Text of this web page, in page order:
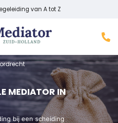
van A tot Z
MEDIATOR IN
bij een scheiding